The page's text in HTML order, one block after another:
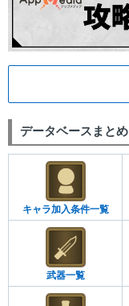
データベースまとめ
キャラ加入条件一覧
武器一覧